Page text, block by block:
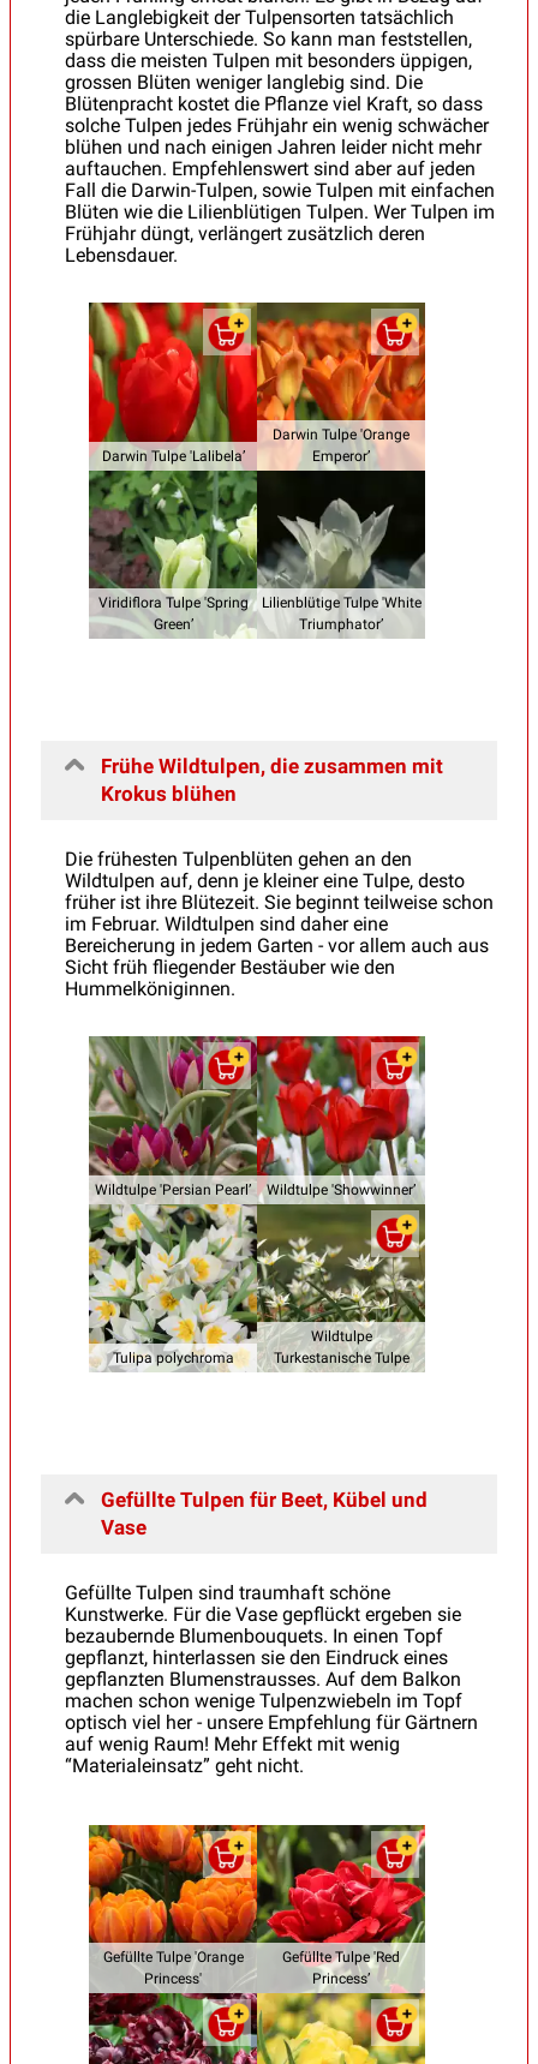
die Langlebigkeit der Tulpensorten tatsächlich
spürbare Unterschiede. So kann man feststellen,
dass die meisten Tulpen mit besonders üppigen,
grossen Blüten weniger langlebig sind. Die
Blütenpracht kostet die Pflanze viel Kraft, so dass
solche Tulpen jedes Frühjahr ein wenig schwächer
blühen und nach einigen Jahren leider nicht mehr
auftauchen. Empfehlenswert sind aber auf jeden
Fall die Darwin-Tulpen, sowie Tulpen mit einfachen
Blüten wie die Lilienblütigen Tulpen. Wer Tulpen im
Frühjahr düngt, verlängert zusätzlich deren
Lebensdauer.
Darwin Tulpe 'Lalibela’
Darwin Tulpe 'Orange
Emperor’
Viridiflora Tulpe 'Spring
Green’
Lilienblütige Tulpe 'White
Triumphator’
Frühe Wildtulpen, die zusammen mit
Krokus blühen
Die frühesten Tulpenblüten gehen an den
Wildtulpen auf, denn je kleiner eine Tulpe, desto
früher ist ihre Blütezeit. Sie beginnt teilweise schon
im Februar. Wildtulpen sind daher eine
Bereicherung in jedem Garten - vor allem auch aus
Sicht früh fliegender Bestäuber wie den
Hummelköniginnen.
Wildtulpe 'Persian Pearl’ Wildtulpe 'Showwinner’
Tulipa polychroma
Wildtulpe
Turkestanische Tulpe
Gefüllte Tulpen für Beet, Kübel und
Vase
Gefüllte Tulpen sind traumhaft schöne
Kunstwerke. Für die Vase gepflückt ergeben sie
bezaubernde Blumenbouquets. In einen Topf
gepflanzt, hinterlassen sie den Eindruck eines
gepflanzten Blumenstrausses. Auf dem Balkon
machen schon wenige Tulpenzwiebeln im Topf
optisch viel her - unsere Empfehlung für Gärtnern
auf wenig Raum! Mehr Effekt mit wenig
“Materialeinsatz” geht nicht.
Gefüllte Tulpe 'Orange
Princess'
Gefüllte Tulpe 'Red
Princess’